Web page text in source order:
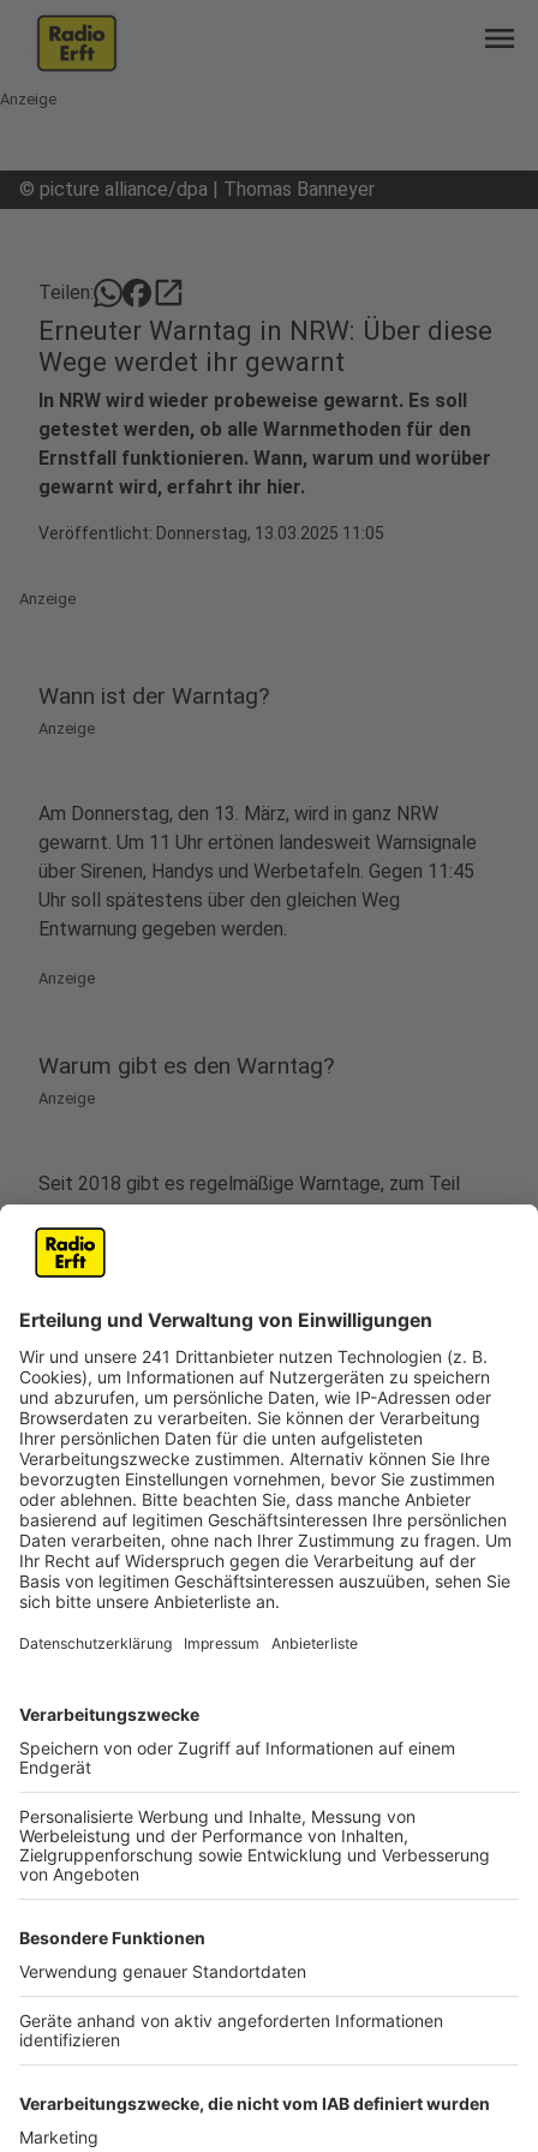
menu
Anzeige
© picture alliance/dpa | Thomas Banneyer
Teilen: open_in_new
Erneuter Warntag in NRW: Über diese
Wege werdet ihr gewarnt
In NRW wird wieder probeweise gewarnt. Es soll
getestet werden, ob alle Warnmethoden für den
Ernstfall funktionieren. Wann, warum und worüber
gewarnt wird, erfahrt ihr hier.
Veröffentlicht: Donnerstag, 13.03.2025 11:05
Anzeige
Wann ist der Warntag?
Anzeige
Am Donnerstag, den 13. März, wird in ganz NRW
gewarnt. Um 11 Uhr ertönen landesweit Warnsignale
über Sirenen, Handys und Werbetafeln. Gegen 11:45
Uhr soll spätestens über den gleichen Weg
Entwarnung gegeben werden.
Anzeige
Warum gibt es den Warntag?
Anzeige
Seit 2018 gibt es regelmäßige Warntage, zum Teil
sogar deutschlandweit. Durch regelmäßige Tests soll
die Funktionalität der Warnsysteme überprüft werden.
Vor allem das Zusammenspiel der unterschiedlichen
Sicherheit getestet und optimiert werden. Außerdem
soll die Bevölkerung für Warnungen sensibilisiert
werden und ihr Bewusstsein für Notfallsituationen
gestärkt werden.
Anzeige
Worüber werde ich gewarnt?
Anzeige
dann lange Heultöne. Zuerst erfolgt ein einminütiger
Dauerton. Daraufhin ein einmütiger an
und abschwellender Ton, der für Warnung steht. Zum
Schluss, erfolgt wieder ein einminütiger Dauerton.
Mittels Cell Broadcast ertönt außerdem auf jedem
Handy automatisch ein Warnton sowie ein Warntext.
Auch Warn-Apps wie NINA oder Katwarn testen
probeweise. Zudem werden Warnungen auf
Durchsagen am Bahnhof ausgegeben. Und natürlich
warnen auch wir im Radio probeweise.
Mehr Infos gibt es hier auf der Seite des NRW-
Innenministeriums
Anzeige